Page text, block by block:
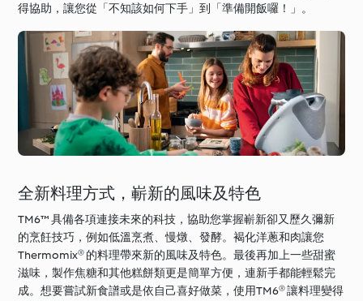
得協助，讓您從「不知該如何下手」到「準備開飯囉！」。
全新料理方式，嶄新的風味及特色
TM6™ 具備各項連接未來的科技，協助您掌握嶄新卻又歷久彌新
的烹飪技巧，例如低溫烹煮、慢燉、發酵。褐化洋蔥和肉讓您
Thermomix® 的料理帶來新的風味及特色。最後再加上一些甜蜜
滋味，製作焦糖和其他糕餅類更是簡單方便，連新手都能輕鬆完
成。想要嘗試新食譜或是依自己喜好做菜，使用TM6® 讓料理變得